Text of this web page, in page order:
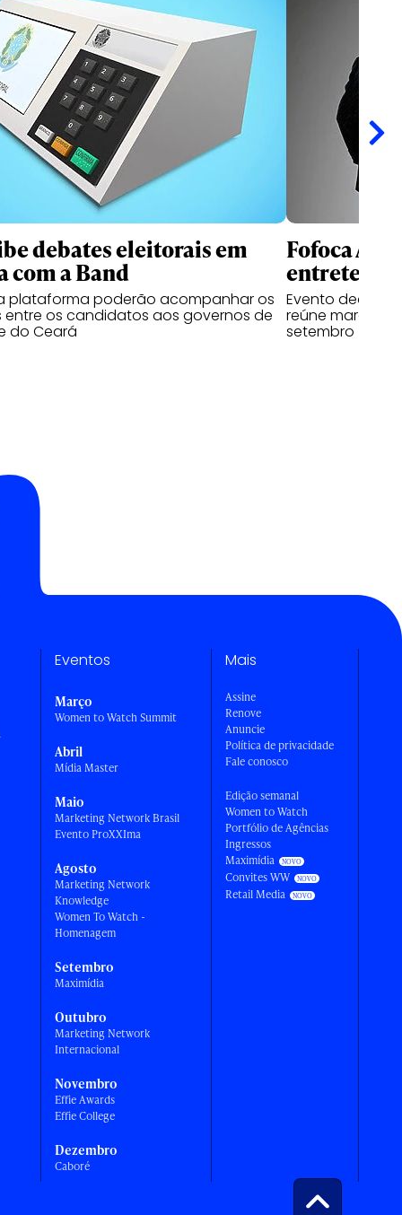
debates eleitorais em
com a Band
plataforma poderão acompanhar os
os candidatos aos governos de
do Ceará
Fofoca
Evento
reúne marcas,
setembro
Eventos
Março
Women to Watch Summit
Abril
Mídia Master
Maio
Marketing Network Brasil
Evento ProXXIma
Agosto
Marketing Network
Knowledge
Women To Watch -
Homenagem
Setembro
Maximídia
Outubro
Marketing Network
Internacional
Novembro
Effie Awards
Effie College
Dezembro
Caboré
Mais
Assine
Renove
Anuncie
Política de privacidade
Fale conosco
Edição semanal
Women to Watch
Portfólio de Agências
Ingressos
Maximídia
Convites WW
Retail Media